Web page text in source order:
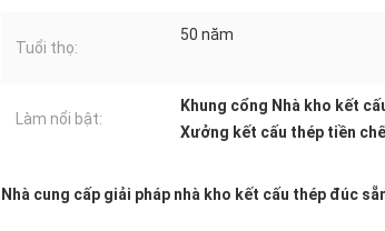
Tuổi thọ:
50 năm
Làm nổi bật:
Khung cổng Nhà kho kết
Xưởng kết cấu thép tiền
Nhà cung cấp giải pháp nhà kho kết cấu thép đúc